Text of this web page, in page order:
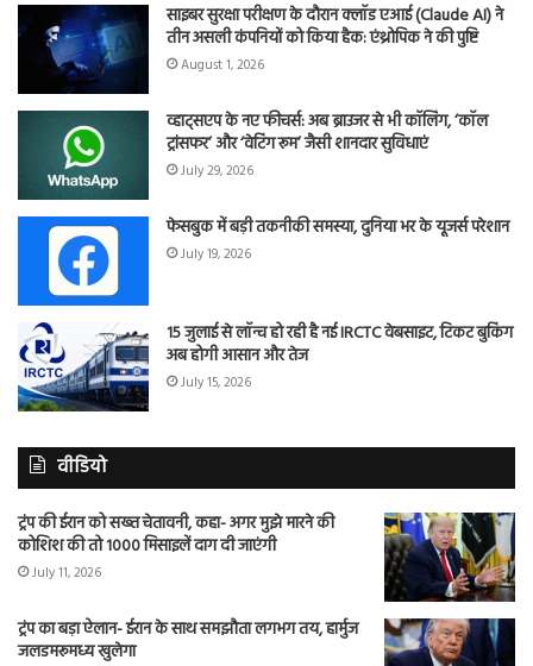
साइबर सुरक्षा परीक्षण के दौरान क्लॉड एआई (Claude AI) ने
तीन असली कंपनियों को किया हैक: एंथ्रोपिक ने की पुष्टि
August 1, 2026
व्हाट्सएप के नए फीचर्स: अब ब्राउजर से भी कॉलिंग, ‘कॉल
ट्रांसफर’ और ‘वेटिंग रूम’ जैसी शानदार सुविधाएं
July 29, 2026
फेसबुक में बड़ी तकनीकी समस्या, दुनिया भर के यूजर्स परेशान
July 19, 2026
15 जुलाई से लॉन्च हो रही है नई IRCTC वेबसाइट, टिकट बुकिंग
अब होगी आसान और तेज
July 15, 2026
वीडियो
ट्रंप की ईरान को सख्त चेतावनी, कहा- अगर मुझे मारने की
कोशिश की तो 1000 मिसाइलें दाग दी जाएंगी
July 11, 2026
ट्रंप का बड़ा ऐलान- ईरान के साथ समझौता लगभग तय, हार्मुज
जलडमरूमध्य खुलेगा